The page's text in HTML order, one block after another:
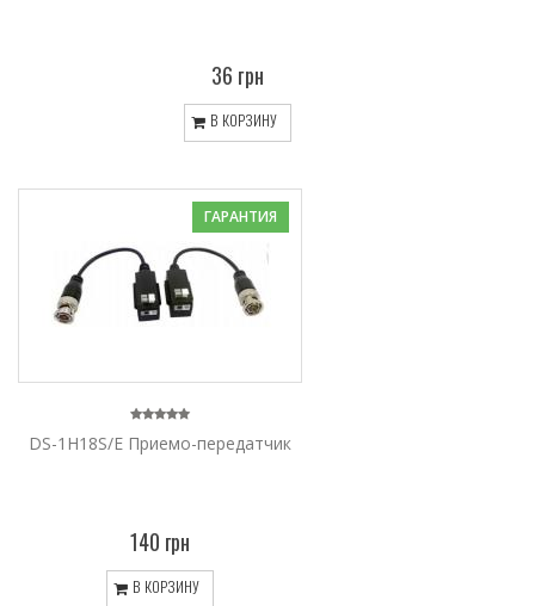
36 грн
В КОРЗИНУ
ГАРАНТИЯ
DS-1H18S/E Приемо-передатчик
140 грн
В КОРЗИНУ